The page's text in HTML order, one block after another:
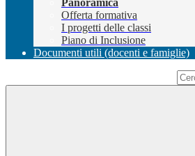
Panoramica
Offerta formativa
I progetti delle classi
Piano di Inclusione
Documenti utili (docenti e famiglie)